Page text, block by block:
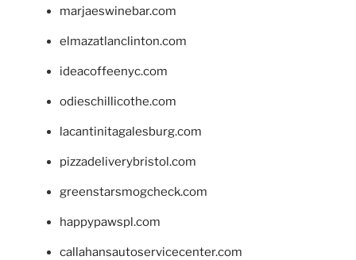
marjaeswinebar.com
elmazatlanclinton.com
ideacoffeenyc.com
odieschillicothe.com
lacantinitagalesburg.com
pizzadeliverybristol.com
greenstarsmogcheck.com
happypawspl.com
callahansautoservicecenter.com